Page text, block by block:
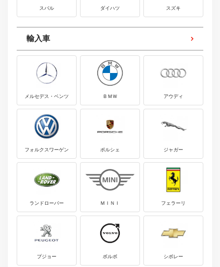
スバル ダイハツ スズキ
輸入車
メルセデス・ベンツ ＢＭＷ アウディ
フォルクスワーゲン ポルシェ ジャガー
ランドローバー ＭＩＮＩ フェラーリ
プジョー ボルボ シボレー